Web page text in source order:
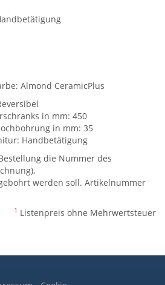
Almond CeramicPlus
in mm: 450
in mm: 35
Handbetätigung
die Nummer des
werden soll. Artikelnummer
1 Listenpreis ohne Mehrwertsteuer